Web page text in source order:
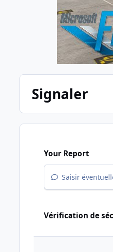
Signaler
Your Report
Saisir
Vérification de